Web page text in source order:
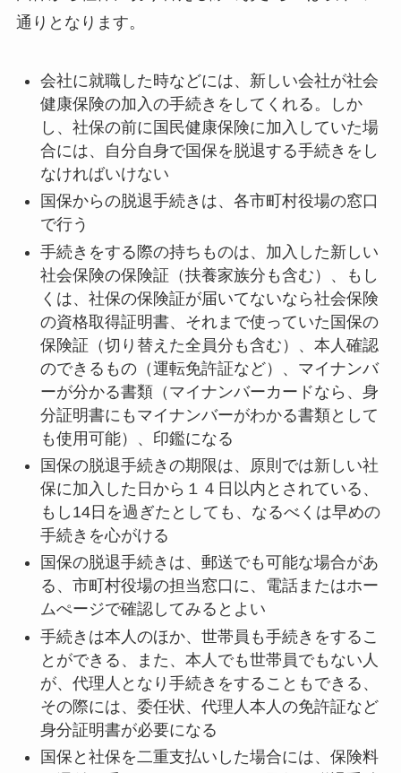
通りとなります。
会社に就職した時などには、新しい会社が社会
健康保険の加入の手続きをしてくれる。しか
し、社保の前に国民健康保険に加入していた場
合には、自分自身で国保を脱退する手続きをし
なければいけない
国保からの脱退手続きは、各市町村役場の窓口
で行う
手続きをする際の持ちものは、加入した新しい
社会保険の保険証（扶養家族分も含む）、もし
くは、社保の保険証が届いてないなら社会保険
の資格取得証明書、それまで使っていた国保の
保険証（切り替えた全員分も含む）、本人確認
のできるもの（運転免許証など）、マイナンバ
ーが分かる書類（マイナンバーカードなら、身
分証明書にもマイナンバーがわかる書類として
も使用可能）、印鑑になる
国保の脱退手続きの期限は、原則では新しい社
保に加入した日から１４日以内とされている、
もし14日を過ぎたとしても、なるべくは早めの
手続きを心がける
国保の脱退手続きは、郵送でも可能な場合があ
る、市町村役場の担当窓口に、電話またはホー
ムぺージで確認してみるとよい
手続きは本人のほか、世帯員も手続きをするこ
とができる、また、本人でも世帯員でもない人
が、代理人となり手続きをすることもできる、
その際には、委任状、代理人本人の免許証など
身分証明書が必要になる
国保と社保を二重支払いした場合には、保険料